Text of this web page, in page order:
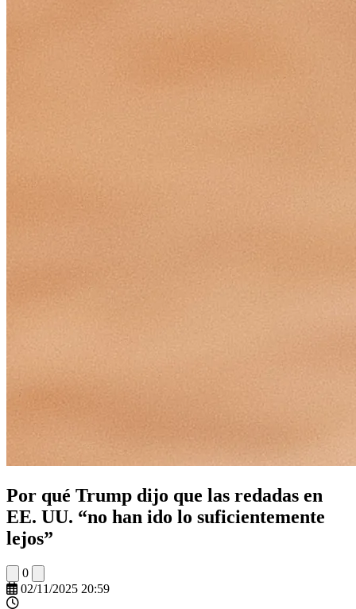
Por qué Trump dijo que las redadas en
EE. UU. “no han ido lo suficientemente
lejos”
0
02/11/2025 20:59